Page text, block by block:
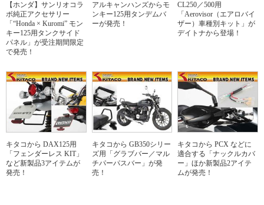
【ホンダ】サンリオコラ
ボ純正アクセサリー
「“Honda × Kuromi” モン
キー125用タンクサイド
パネル」が受注期間限定
で発売！
アルキャンハンズからモ
ンキー125用タンデムバ
ーが発売！
CL250／500用
「Aerovisor（エアロバイ
ザー）車種別キット」が
デイトナから登場！
キタコから DAX125用
「フェンダーレス KIT」
など新製品3アイテムが
発売！
キタコから GB350シリー
ズ用「グラブバー／マル
チパーパスバー」が発
売！
キタコから PCX などに
適合する「ナックルカバ
ー」ほか新製品2アイテ
ムが発売！